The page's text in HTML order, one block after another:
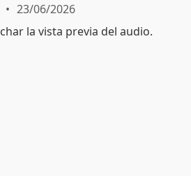
23/06/2026